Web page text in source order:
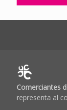
Comerciantes
representa al